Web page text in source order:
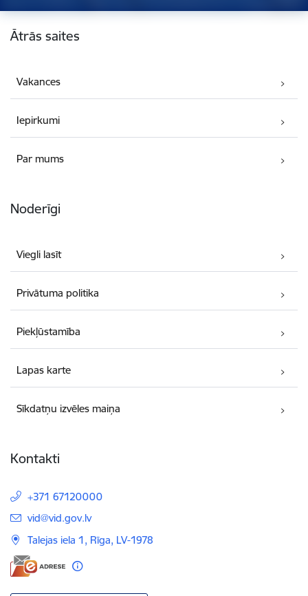
Kājene
Ātrās saites
Vakances
Iepirkumi
Par mums
Noderīgi
Viegli lasīt
Privātuma politika
Piekļūstamība
Lapas karte
Sīkdatņu izvēles maiņa
Kontakti
+371 67120000
E-pasts:
vid@vid.gov.lv
Talejas iela 1, Rīga, LV-1978